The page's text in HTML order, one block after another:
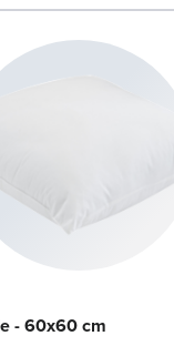
- 60x60 cm